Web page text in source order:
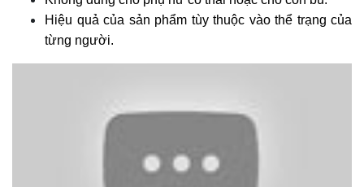
Hiệu quả của sản phẩm tùy thuộc vào thể trạng của
từng người.